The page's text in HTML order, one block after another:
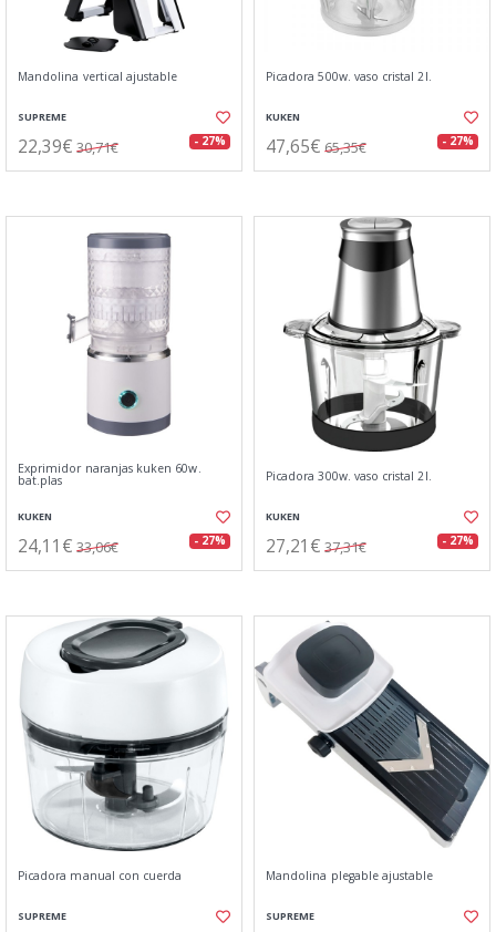
Mandolina vertical ajustable
SUPREME
22,39€ 30,71€ - 27%
Picadora 500w. vaso cristal 2l.
KUKEN
47,65€ 65,35€ - 27%
Exprimidor naranjas kuken 60w.
bat.plas
KUKEN
24,11€ 33,06€ - 27%
Picadora 300w. vaso cristal 2l.
KUKEN
27,21€ 37,31€ - 27%
Picadora manual con cuerda
SUPREME
Mandolina plegable ajustable
SUPREME